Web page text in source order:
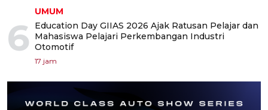
6
UMUM
Education Day GIIAS 2026 Ajak Ratusan Pelajar dan
Mahasiswa Pelajari Perkembangan Industri
Otomotif
17 jam